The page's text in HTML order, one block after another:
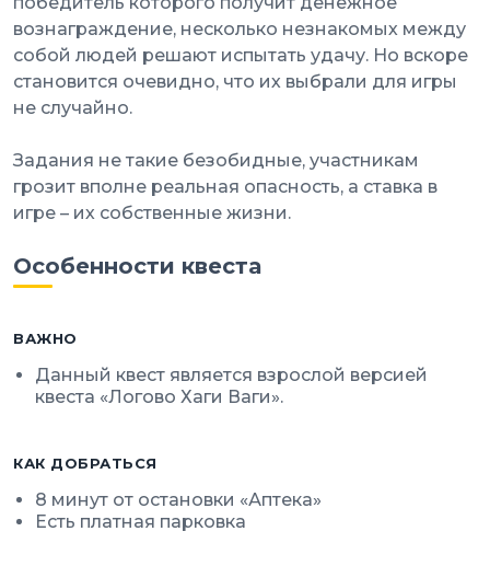
вознаграждение, несколько незнакомых между
собой людей решают испытать удачу. Но вскоре
становится очевидно, что их выбрали для игры
не случайно.
Задания не такие безобидные, участникам
грозит вполне реальная опасность, а ставка в
игре – их собственные жизни.
Особенности квеста
ВАЖНО
Данный квест является взрослой версией
квеста «Логово Хаги Ваги».
КАК ДОБРАТЬСЯ
8 минут от остановки «Аптека»
Есть платная парковка